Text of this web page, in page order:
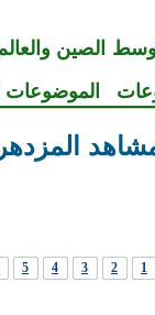
الصين
الموضوعات
1
2
3
4
5